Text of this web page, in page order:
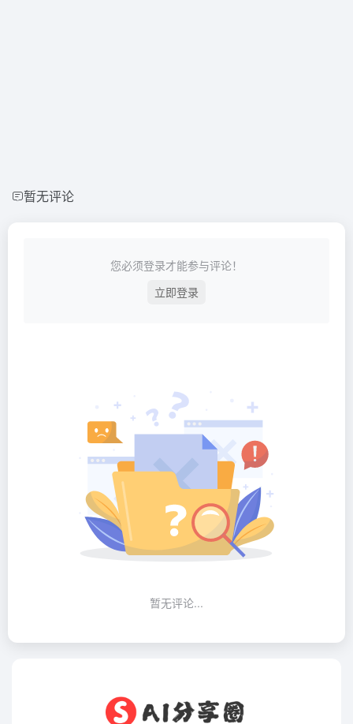
暂无评论
您必须登录才能参与评论！
立即登录
暂无评论...